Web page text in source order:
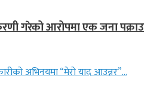
गरेको आरोपमा एक जना पक्राउ